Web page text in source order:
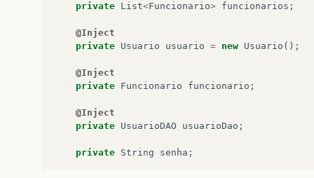
private List<Funcionario> funcionarios ;
@Inject
private Usuario usuario = new Usuario ();
@Inject
private Funcionario funcionario ;
@Inject
private UsuarioDAO usuarioDao ;
private String senha ;